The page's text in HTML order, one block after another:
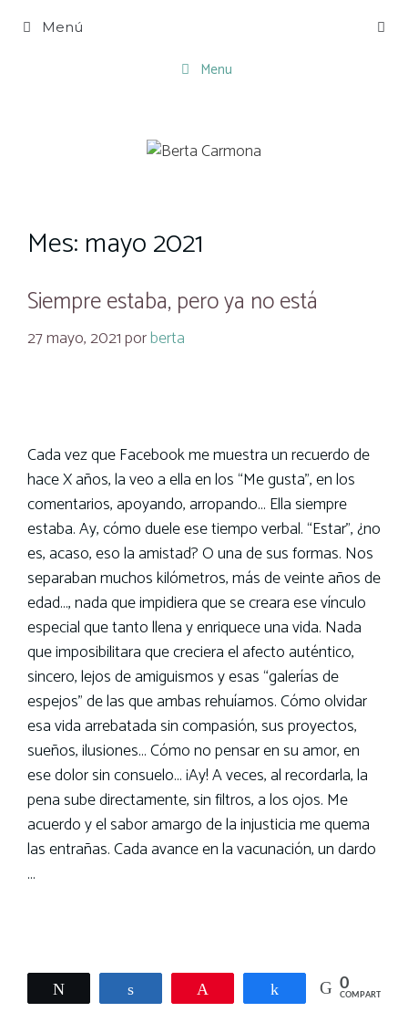
Menú
Menu
Mes: mayo 2021
Siempre estaba, pero ya no está
27 mayo, 2021porberta
Cada vez que Facebook me muestra un recuerdo de
hace X años, la veo a ella en los “Me gusta”, en los
comentarios, apoyando, arropando… Ella siempre
estaba. Ay, cómo duele ese tiempo verbal. “Estar”, ¿no
es, acaso, eso la amistad? O una de sus formas. Nos
separaban muchos kilómetros, más de veinte años de
edad…, nada que impidiera que se creara ese vínculo
especial que tanto llena y enriquece una vida. Nada
que imposibilitara que creciera el afecto auténtico,
sincero, lejos de amiguismos y esas “galerías de
espejos” de las que ambas rehuíamos. Cómo olvidar
esa vida arrebatada sin compasión, sus proyectos,
sueños, ilusiones… Cómo no pensar en su amor, en
ese dolor sin consuelo… ¡Ay! A veces, al recordarla, la
pena sube directamente, sin filtros, a los ojos. Me
acuerdo y el sabor amargo de la injusticia me quema
las entrañas. Cada avance en la vacunación, un dardo
…
Compartir Compartir
0
COMPARTIR